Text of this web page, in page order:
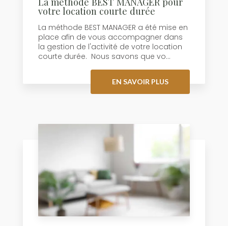
votre location courte durée
La méthode BEST MANAGER a été mise en
place afin de vous accompagner dans
la gestion de l'activité de votre location
courte durée. Nous savons que vo...
EN SAVOIR PLUS